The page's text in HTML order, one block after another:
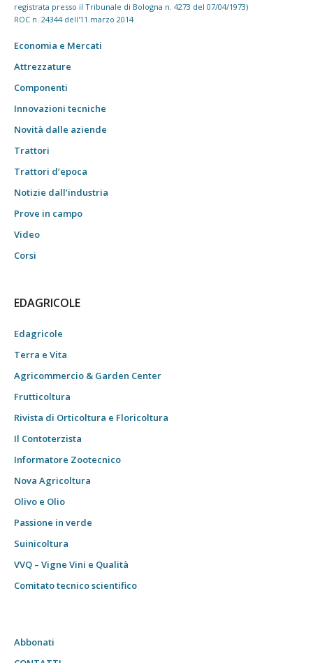
registrata presso il Tribunale di Bologna n. 4273 del 07/04/1973)
ROC n. 24344 dell'11 marzo 2014
Economia e Mercati
Attrezzature
Componenti
Innovazioni tecniche
Novità dalle aziende
Trattori
Trattori d’epoca
Notizie dall’industria
Prove in campo
Video
Corsi
EDAGRICOLE
Edagricole
Terra e Vita
Agricommercio & Garden Center
Frutticoltura
Rivista di Orticoltura e Floricoltura
Il Contoterzista
Informatore Zootecnico
Nova Agricoltura
Olivo e Olio
Passione in verde
Suinicoltura
VVQ – Vigne Vini e Qualità
Comitato tecnico scientifico
Abbonati